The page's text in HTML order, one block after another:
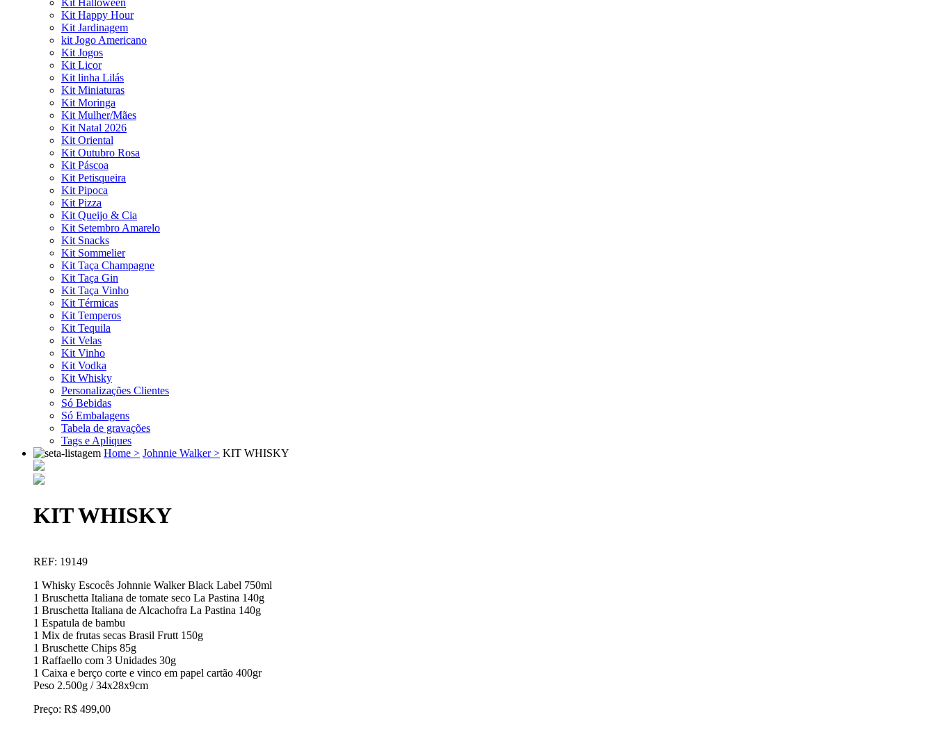
Kit Halloween
Kit Happy Hour
Kit Jardinagem
kit Jogo Americano
Kit Jogos
Kit Licor
Kit linha Lilás
Kit Miniaturas
Kit Moringa
Kit Mulher/Mães
Kit Natal 2026
Kit Oriental
Kit Outubro Rosa
Kit Páscoa
Kit Petisqueira
Kit Pipoca
Kit Pizza
Kit Queijo & Cia
Kit Setembro Amarelo
Kit Snacks
Kit Sommelier
Kit Taça Champagne
Kit Taça Gin
Kit Taça Vinho
Kit Térmicas
Kit Temperos
Kit Tequila
Kit Velas
Kit Vinho
Kit Vodka
Kit Whisky
Personalizações Clientes
Só Bebidas
Só Embalagens
Tabela de gravações
Tags e Apliques
Home > Johnnie Walker > KIT WHISKY
KIT WHISKY
REF: 19149
1 Whisky Escocês Johnnie Walker Black Label 750ml
1 Bruschetta Italiana de tomate seco La Pastina 140g
1 Bruschetta Italiana de Alcachofra La Pastina 140g
1 Espatula de bambu
1 Mix de frutas secas Brasil Frutt 150g
1 Bruschette Chips 85g
1 Raffaello com 3 Unidades 30g
1 Caixa e berço corte e vinco em papel cartão 400gr
Peso 2.500g / 34x28x9cm
Preço: R$ 499,00